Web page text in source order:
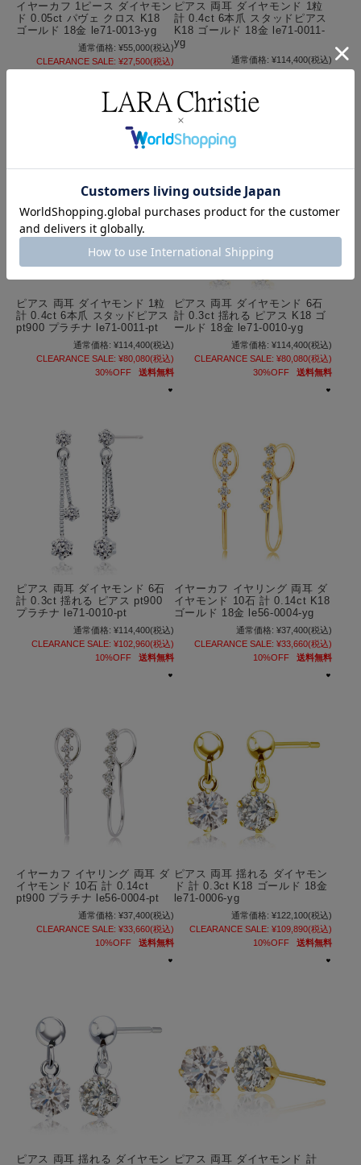
イヤーカフ 1ピース ダイヤモン
ド 0.05ct パヴェ クロス K18
ゴールド 18金 le71-0013-yg
通常価格: ¥55,000(税込)
CLEARANCE SALE: ¥27,500(税込)
ピアス 両耳 ダイヤモンド 1粒
計 0.4ct 6本爪 スタッドピアス
K18 ゴールド 18金 le71-0011-
yg
通常価格: ¥114,400(税込)
ピアス 両耳 ダイヤモンド 1粒
計 0.4ct 6本爪 スタッドピアス
pt900 プラチナ le71-0011-pt
通常価格: ¥114,400(税込)
CLEARANCE SALE: ¥80,080(税込)
30%OFF
送料無料
ピアス 両耳 ダイヤモンド 6石
計 0.3ct 揺れる ピアス K18 ゴ
ールド 18金 le71-0010-yg
通常価格: ¥114,400(税込)
CLEARANCE SALE: ¥80,080(税込)
30%OFF
送料無料
ピアス 両耳 ダイヤモンド 6石
計 0.3ct 揺れる ピアス pt900
プラチナ le71-0010-pt
通常価格: ¥114,400(税込)
CLEARANCE SALE: ¥102,960(税込)
10%OFF
送料無料
イヤーカフ イヤリング 両耳 ダ
イヤモンド 10石 計 0.14ct K18
ゴールド 18金 le56-0004-yg
通常価格: ¥37,400(税込)
CLEARANCE SALE: ¥33,660(税込)
10%OFF
送料無料
イヤーカフ イヤリング 両耳 ダ
イヤモンド 10石 計 0.14ct
pt900 プラチナ le56-0004-pt
通常価格: ¥37,400(税込)
CLEARANCE SALE: ¥33,660(税込)
10%OFF
送料無料
ピアス 両耳 揺れる ダイヤモン
ド 計 0.3ct K18 ゴールド 18金
le71-0006-yg
通常価格: ¥122,100(税込)
CLEARANCE SALE: ¥109,890(税込)
10%OFF
送料無料
ピアス 両耳 揺れる ダイヤモン ピアス 両耳 ダイヤモンド 計